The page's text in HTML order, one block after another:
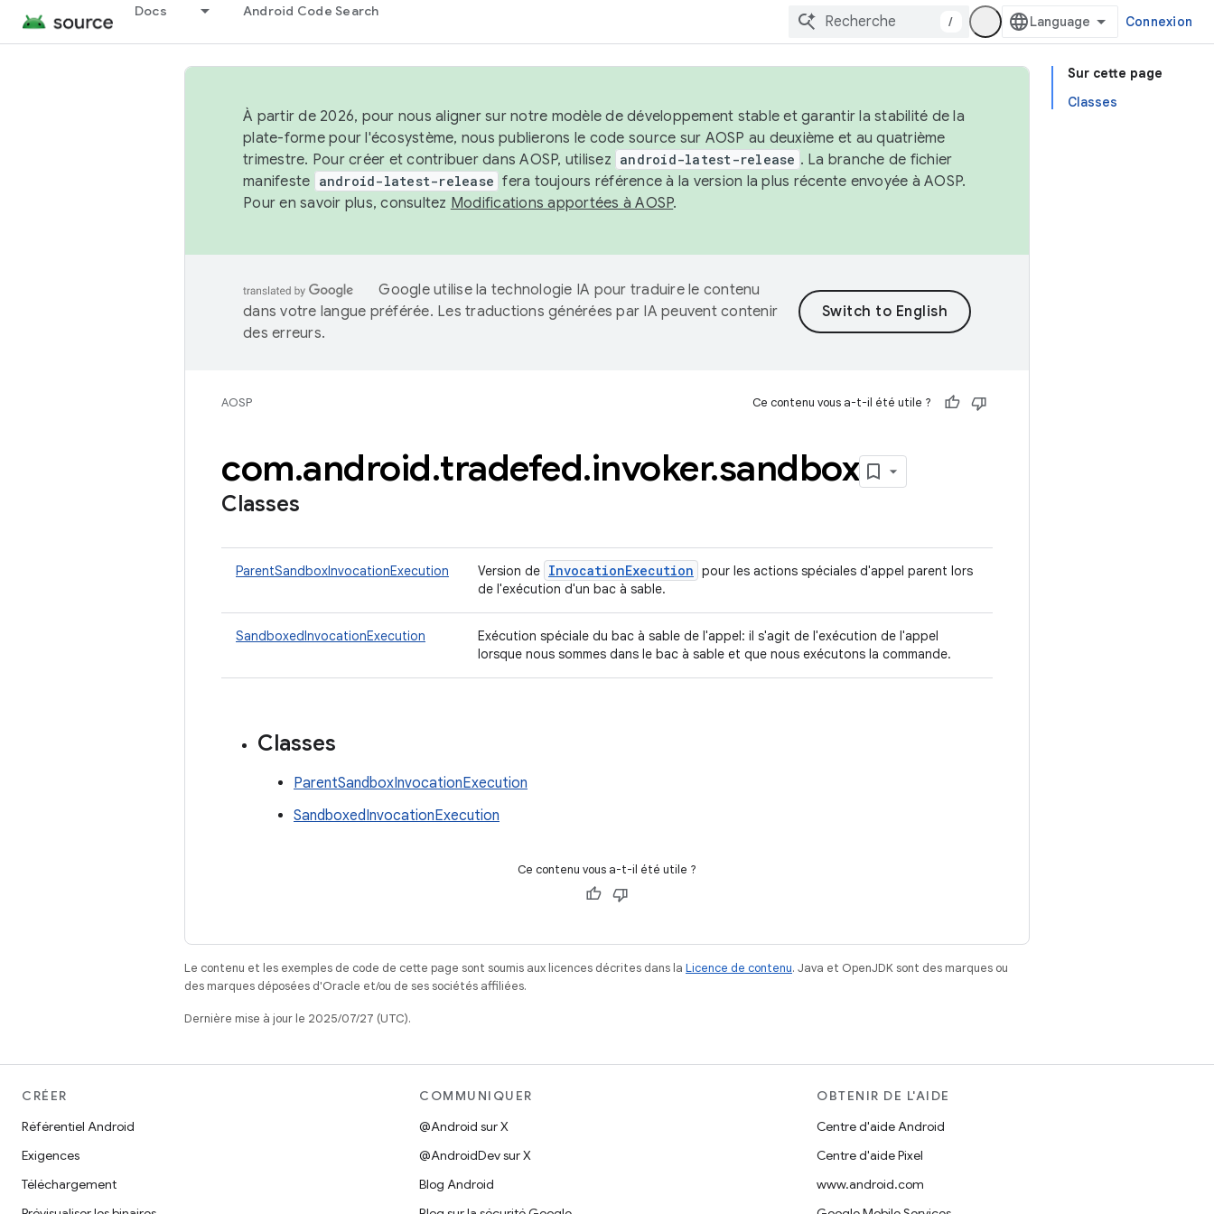
Docs Android Code Search
/ Connexion
Sur cette page
Classes
À partir de 2026, pour nous aligner sur notre modèle de développement stable et garantir la stabilité de la
plate-forme pour l'écosystème, nous publierons le code source sur AOSP au deuxième et au quatrième
trimestre. Pour créer et contribuer dans AOSP, utilisez android-latest-release . La branche de fichier
manifeste android-latest-release fera toujours référence à la version la plus récente envoyée à AOSP.
Pour en savoir plus, consultez Modifications apportées à AOSP.
Google utilise la technologie IA pour traduire le contenu
dans votre langue préférée. Les traductions générées par IA peuvent contenir
des erreurs.
AOSP Ce contenu vous a-t-il été utile ?
com.android.tradefed.invoker.sandbox
Classes
ParentSandboxInvocationExecution Version de InvocationExecution pour les actions spéciales d'appel parent lors
de l'exécution d'un bac à sable.
SandboxedInvocationExecution
Exécution spéciale du bac à sable de l'appel: il s'agit de l'exécution de l'appel
lorsque nous sommes dans le bac à sable et que nous exécutons la commande.
Classes
ParentSandboxInvocationExecution
SandboxedInvocationExecution
Ce contenu vous a-t-il été utile ?
Le contenu et les exemples de code de cette page sont soumis aux licences décrites dans la Licence de contenu. Java et OpenJDK sont des marques ou
des marques déposées d'Oracle et/ou de ses sociétés affiliées.
Dernière mise à jour le 2025/07/27 (UTC).
CRÉER
Référentiel Android
Exigences
Téléchargement
COMMUNIQUER
@Android sur X
@AndroidDev sur X
Blog Android
OBTENIR DE L'AIDE
Centre d'aide Android
Centre d'aide Pixel
www.android.com